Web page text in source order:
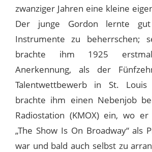
zwanziger Jahren eine kleine
Der junge Gordon lernte
Instrumente zu beherrschen;
brachte ihm 1925
Anerkennung, als der
Talentwettbewerb in St. Louis
brachte ihm einen Nebenjob
Radiostation (KMOX) ein, wo
„The Show Is On Broadway“ als
war und bald auch selbst zu